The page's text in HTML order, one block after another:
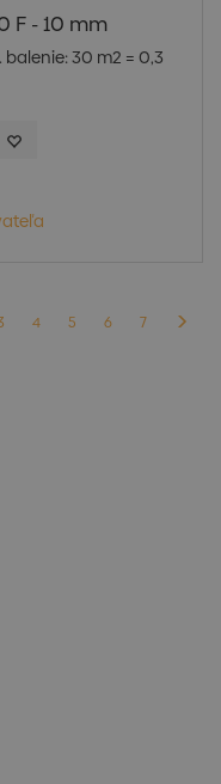
F - 10 mm
30 m2 = 0,3
4 5 6 7